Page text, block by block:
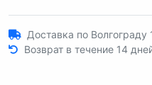
Доставка по Волгограду
Возврат в течение 14